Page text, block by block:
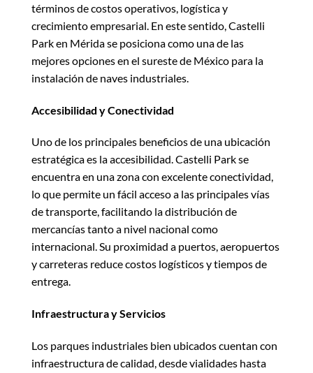
términos de costos operativos, logística y
crecimiento empresarial. En este sentido, Castelli
Park en Mérida se posiciona como una de las
mejores opciones en el sureste de México para la
instalación de naves industriales.
Accesibilidad y Conectividad
Uno de los principales beneficios de una ubicación
estratégica es la accesibilidad. Castelli Park se
encuentra en una zona con excelente conectividad,
lo que permite un fácil acceso a las principales vías
de transporte, facilitando la distribución de
mercancías tanto a nivel nacional como
internacional. Su proximidad a puertos, aeropuertos
y carreteras reduce costos logísticos y tiempos de
entrega.
Infraestructura y Servicios
Los parques industriales bien ubicados cuentan con
infraestructura de calidad, desde vialidades hasta